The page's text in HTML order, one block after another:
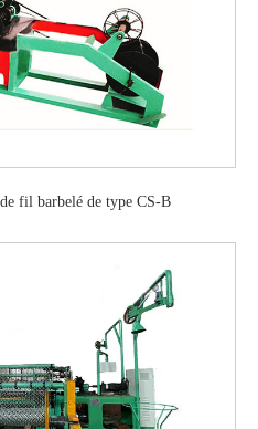
fil barbelé de type CS-B